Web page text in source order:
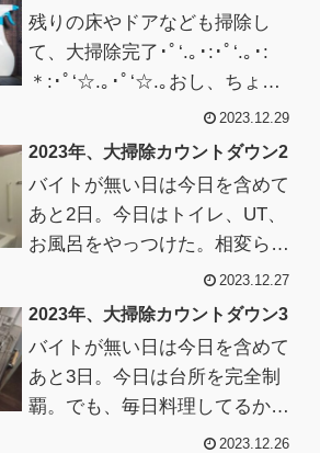
残りの床やドアなども掃除し
て、大掃除完了･ﾟ‘.｡･:･ﾟ‘.｡･:
＊:･ﾟ‘☆.｡･ﾟ‘☆.｡おし、ちょっ
とゆっくりしよう。2023年大掃
除リスト細かく...
2023.12.29
2023年、大掃除カウントダウン2
バイトが無い日は今日を含めて
あと2日。今日はトイレ、UT、
お風呂をやっつけた。相変ら
ず、「こすらず落とす洗剤」を
スプレーし、「洗剤の要らない
バスブラシ」で...
2023.12.27
2023年、大掃除カウントダウン3
バイトが無い日は今日を含めて
あと3日。今日は台所を完全制
覇。でも、毎日料理してるから
年末までにはもう一回はさっと
2023.12.26